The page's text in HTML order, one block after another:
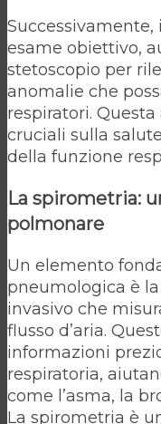
esame obiettivo,
stetoscopio per
anomalie che
respiratori.
cruciali sulla
della funzione
La spirometria:
polmonare
Un elemento
pneumologica è la
invasivo che
flusso d’aria.
informazioni
respiratoria,
come l’asma, la
La spirometria è